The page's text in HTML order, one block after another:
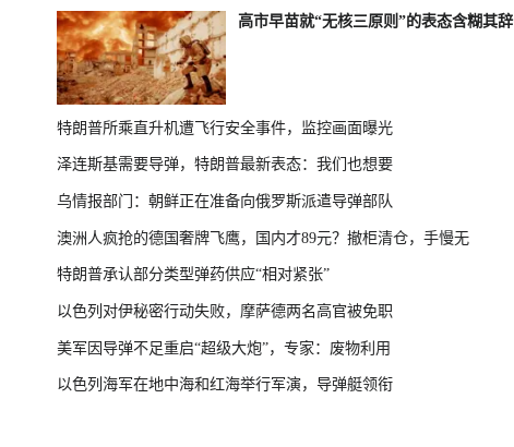
高市早苗就“无核三原则”的表态含糊其辞
特朗普所乘直升机遭飞行安全事件，监控画面曝光
泽连斯基需要导弹，特朗普最新表态：我们也想要
乌情报部门：朝鲜正在准备向俄罗斯派遣导弹部队
澳洲人疯抢的德国奢牌飞鹰，国内才89元？撤柜清仓，手慢无
特朗普承认部分类型弹药供应“相对紧张”
以色列对伊秘密行动失败，摩萨德两名高官被免职
美军因导弹不足重启“超级大炮”，专家：废物利用
以色列海军在地中海和红海举行军演，导弹艇领衔